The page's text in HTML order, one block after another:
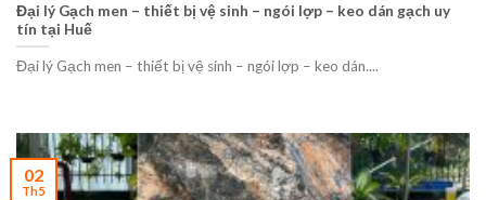
Đại lý Gạch men – thiết bị vệ sinh – ngói lợp – keo dán gạch uy
tín tại Huế
Đại lý Gạch men – thiết bị vệ sinh – ngói lợp – keo dán....
02
Th5